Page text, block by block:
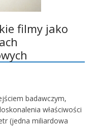
filmy jako
badawczym,
właściwości
(jedna miliardowa